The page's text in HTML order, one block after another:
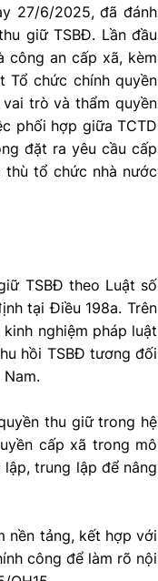
27/6/2025, đã đánh
giữ TSBĐ. Lần đầu
công an cấp xã, kèm
Tổ chức chính quyền
trò và thẩm quyền
phối hợp giữa TCTD
đặt ra yêu cầu cấp
tổ chức nhà nước
TSBĐ theo Luật số
tại Điều 198a. Trên
nghiệm pháp luật
hồi TSBĐ tương đối
thu giữ trong hệ
cấp xã trong mô
trung lập để nâng
nền tảng, kết hợp với
công để làm rõ nội